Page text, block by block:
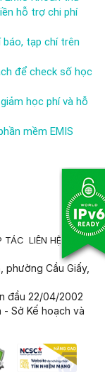
hỗ trợ chi phí
tạp chí trên
để check số học
học phí và hỗ
mềm EMIS
TÁC LIÊN HỆ
phường Cầu Giấy,
đầu 22/04/2002
Sở Kế hoạch và